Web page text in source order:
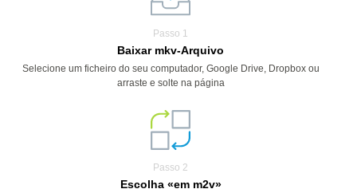
Passo 1
Baixar mkv-Arquivo
Selecione um ficheiro do seu computador, Google Drive, Dropbox ou
arraste e solte na página
Passo 2
Escolha «em m2v»